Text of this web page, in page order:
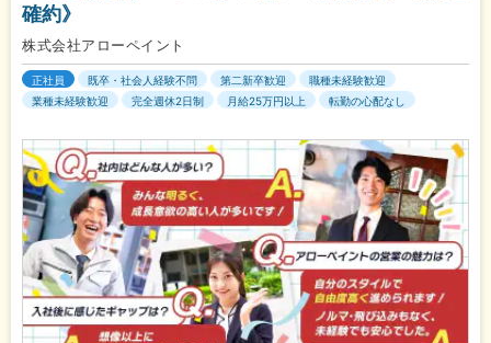
確約》
株式会社アローペイント
正社員 既卒・社会人経験不問 第二新卒歓迎
職種未経験歓迎
業種未経験歓迎
完全週休2日制 月給25万円以上 転勤の心配なし